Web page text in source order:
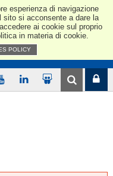
esperienza di navigazione
sito si acconsente a dare la
ai cookie sul proprio
in materia di cookie.
POLICY